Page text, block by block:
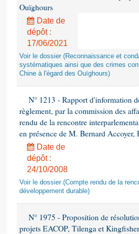
Ouïghours
Date de
dépôt :
17/06/2021
Voir le dossier (Reconnaissance et
systématiques ainsi que des crimes
Chine à l'égard des Ouïghours)
N° 1213 - Rapport d'information
règlement, par la commission des
rendu de la rencontre
en présence de M. Bernard
Date de
dépôt :
24/10/2008
Voir le dossier (Compte rendu de la
développement durable)
N° 1975 - Proposition de
projets EACOP, Tilenga et